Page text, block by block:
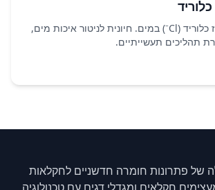
חיישן מדידת ריכוז כלוריד (Cl⁻) במים. חיונית לניטור איכות מים,
תהליכים תעשייתיים.
של פתרונות חומרה חדשניים לחקלאות